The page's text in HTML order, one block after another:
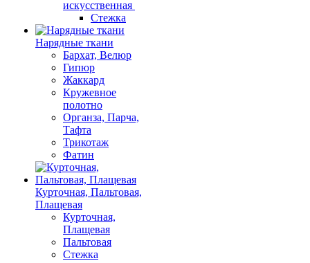
искусственная
Стежка
Нарядные ткани
Бархат, Велюр
Гипюр
Жаккард
Кружевное
полотно
Органза, Парча,
Тафта
Трикотаж
Фатин
Курточная, Пальтовая,
Плащевая
Курточная,
Плащевая
Пальтовая
Стежка